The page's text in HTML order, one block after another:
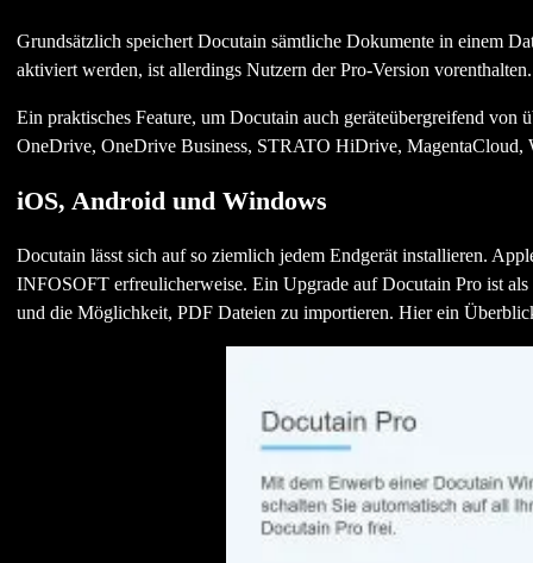
Grundsätzlich speichert Docutain sämtliche Dokumente in einem
aktiviert werden, ist allerdings Nutzern der Pro-Version vorenthalten.
Ein praktisches Feature, um Docutain auch geräteübergreifend von
OneDrive, OneDrive Business, STRATO HiDrive,
iOS, Android und Windows
Docutain lässt sich auf so ziemlich jedem Endgerät installieren.
INFOSOFT erfreulicherweise. Ein Upgrade auf Docutain Pro ist
und die Möglichkeit, PDF Dateien zu importieren. Hier ein